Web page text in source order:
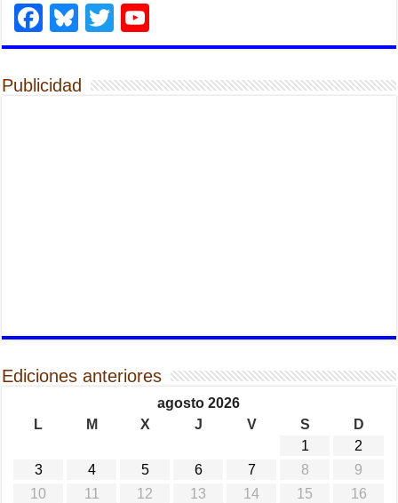
Facebook
Bluesky
Twitter
Publicidad
Ediciones anteriores
agosto 2026
L
M X J V S
D
1
2
3
4 5 6 7 8
9
10
11 12 13 14 15
16